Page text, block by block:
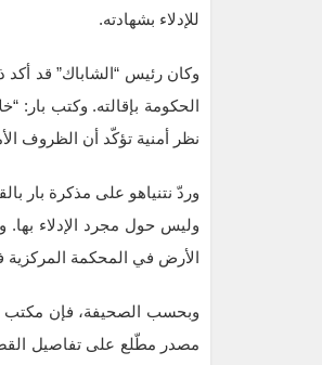
للإدلاء بشهادته.
وكان رئيس “الشاباك” قد
نظر أمنية تؤكّد أن الظروف
وردّ نتنياهو على مذكرة بار
وليس حول مجرد الإدلاء
الأرض في المحكمة المركزية
وبحسب الصحيفة، فإن مكتب
مصدر مطّلع على تفاصيل